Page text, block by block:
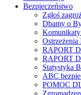
Bezpieczeństwo
Zgłoś
Dbamy o
RAPORT
RAPORT
Statystyka
ABC
POMOC